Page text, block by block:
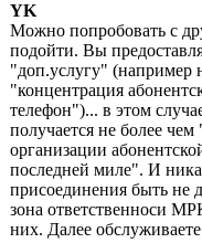
YK
Можно попробовать с
подойти. Вы
"доп.услугу" (например
"концентрация
телефон")... в этом
получается не более
организации
последней миле". И
присоединения быть не
зона ответственноси
них. Далее